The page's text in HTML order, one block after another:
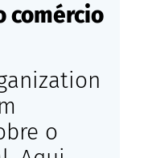
comércio
o